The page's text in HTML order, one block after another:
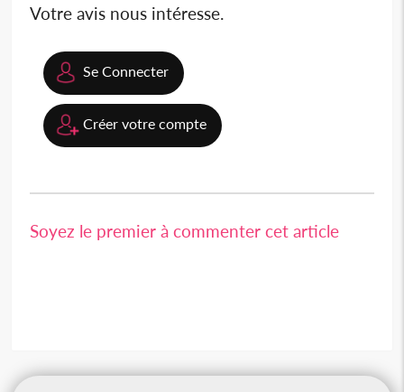
Votre avis nous intéresse.
Se Connecter
Créer votre compte
Soyez le premier à commenter cet article